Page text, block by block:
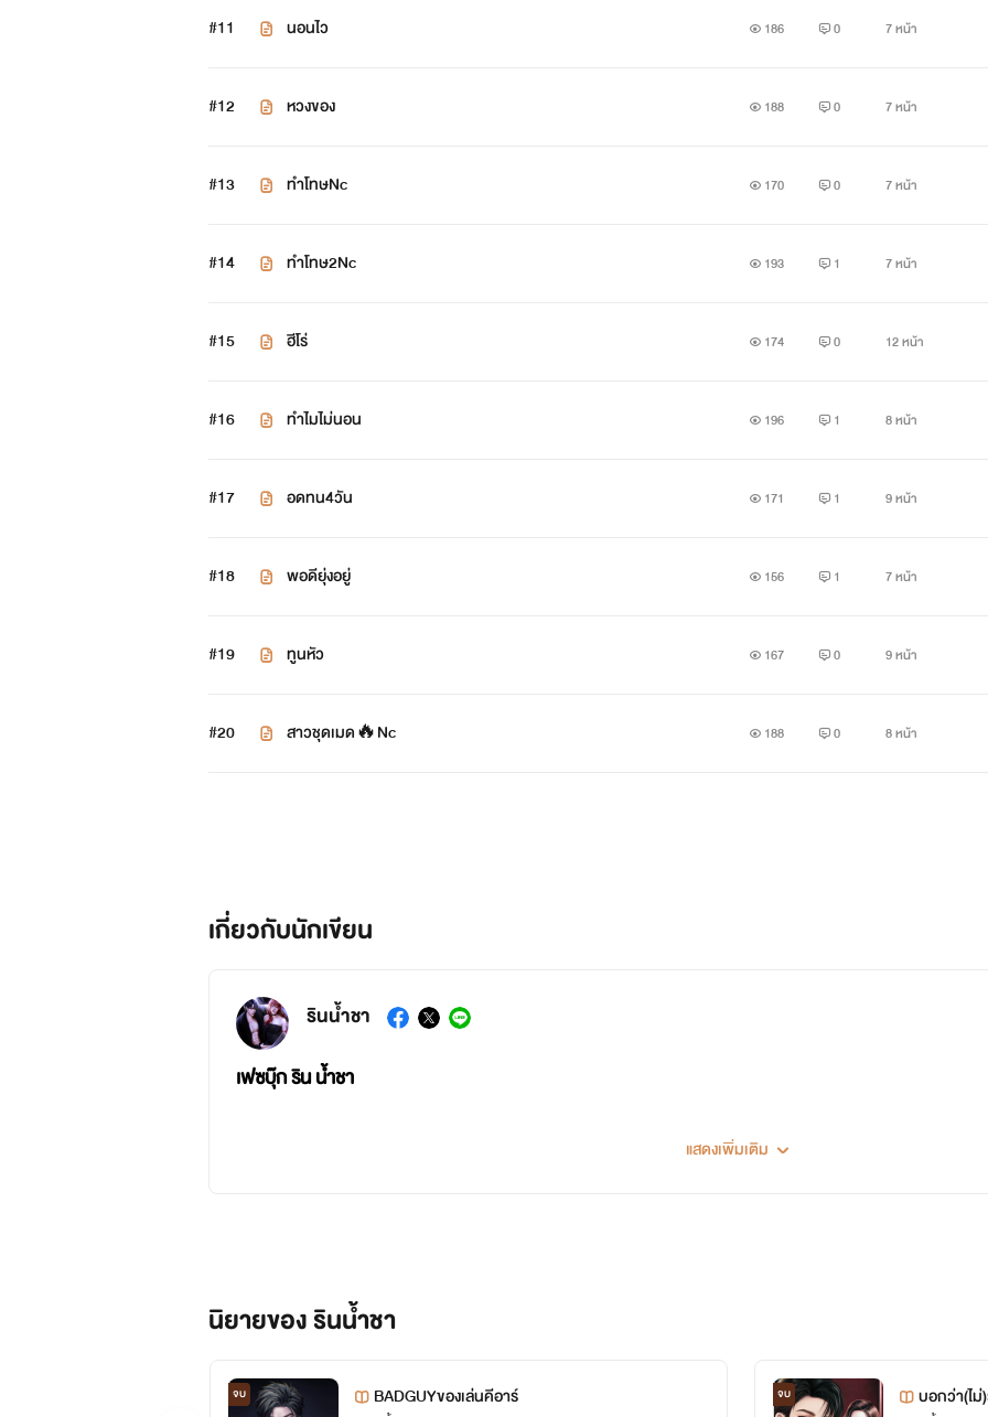
#11 นอนไว 186 0 7 หน้า
#12 หวงของ 188 0 7 หน้า
#13 ทำโทษNc 170 0 7 หน้า
#14 ทำโทษ2Nc 193 1 7 หน้า
#15 ฮีโร่ 174 0 12 หน้า
#16 ทำไมไม่นอน 196 1 8 หน้า
#17 อดทน4วัน 171 1 9 หน้า
#18 พอดียุ่งอยู่ 156 1 7 หน้า
#19 ทูนหัว 167 0 9 หน้า
#20 สาวชุดเมด🔥Nc 188 0 8 หน้า
เกี่ยวกับนักเขียน
รินน้ำชา
เฟซบุ๊ก ริน น้ำชา
แสดงเพิ่มเติม
นิยายของ รินน้ำชา
จบ BADGUYของเล่นคีอาร์ จบ บอกว่า(ไ